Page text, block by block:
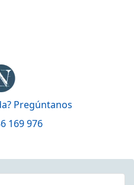
Pregúntanos
169 976